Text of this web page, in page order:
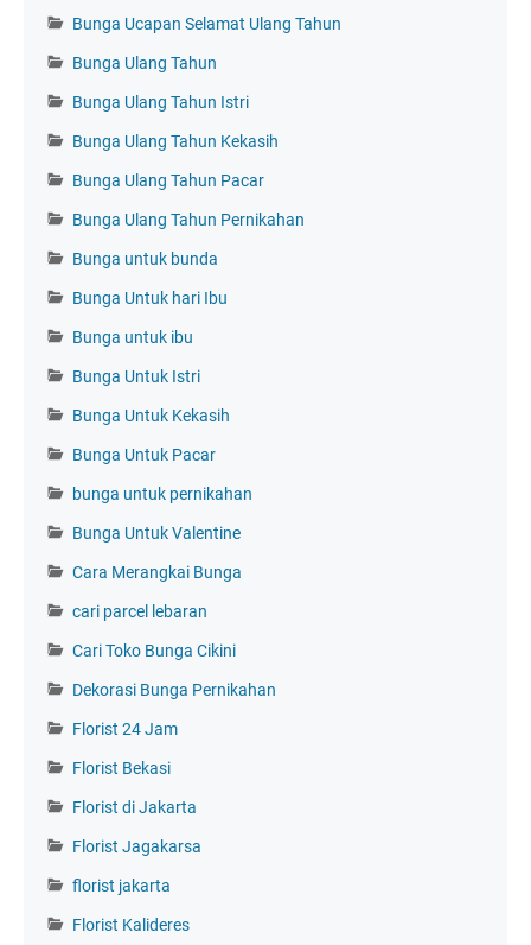
Bunga Ucapan Selamat Ulang Tahun
Bunga Ulang Tahun
Bunga Ulang Tahun Istri
Bunga Ulang Tahun Kekasih
Bunga Ulang Tahun Pacar
Bunga Ulang Tahun Pernikahan
Bunga untuk bunda
Bunga Untuk hari Ibu
Bunga untuk ibu
Bunga Untuk Istri
Bunga Untuk Kekasih
Bunga Untuk Pacar
bunga untuk pernikahan
Bunga Untuk Valentine
Cara Merangkai Bunga
cari parcel lebaran
Cari Toko Bunga Cikini
Dekorasi Bunga Pernikahan
Florist 24 Jam
Florist Bekasi
Florist di Jakarta
Florist Jagakarsa
florist jakarta
Florist Kalideres